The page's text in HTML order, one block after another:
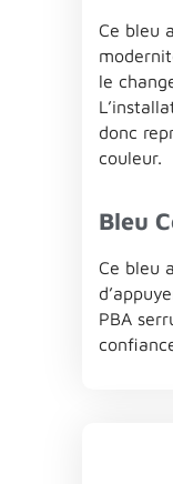
Ce bleu
le
donc
couleur.
Bleu
Ce bleu
PBA